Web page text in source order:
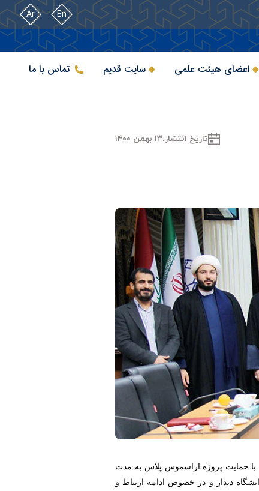
En
Ar
اعضای هیئت علمی سایت قدیم تماس با ما
تاریخ انتشار:۱۳ بهمن ۱۴۰۰
حمایت پروژه اراسموس پلاس به مدت
ادیان و مذاهب برگزار کرده بودند روز چهارشنبه ۱۳ بهمن ۱۴۰۰ با ریاست دانشگاه دیدار و در خصوص ادامه ارتباط و